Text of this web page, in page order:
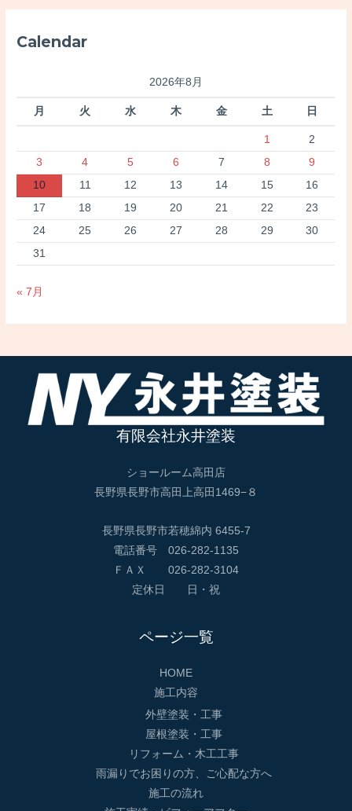
象
Calendar
2026年8月
月 火 水 木 金 土 日
1
2
3
4 5 6 7 8
9
10
11 12 13 14 15
16
17
18 19 20 21 22
23
24
25 26 27 28 29
30
31
« 7月
有限会社永井塗装
ショールーム高田店
長野県長野市高田上高田1469−８
長野県長野市若穂綿内 6455-7
電話番号 026-282-1135
ＦＡＸ 026-282-3104
定休日 日・祝
ページ一覧
HOME
施工内容
外壁塗装・工事
屋根塗装・工事
リフォーム・木工工事
雨漏りでお困りの方、ご心配な方へ
施工の流れ